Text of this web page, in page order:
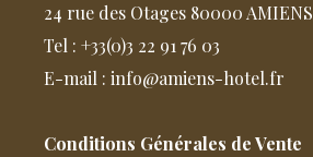
24 rue des Otages 80000 AMIENS
Tel : +33(0)3 22 91 76 03
E-mail : info@amiens-hotel.fr
Conditions Générales de Vente